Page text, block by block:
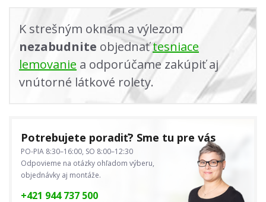
K strešným oknám a výlezom
nezabudnite objednaťtesniace
lemovanie a odporúčame zakúpiť aj
vnútorné látkové rolety.
Potrebujete poradiť? Sme tu pre vás
PO-PIA 8:30–16:00, SO 8:00–12:30
Odpovieme na otázky ohľadom výberu,
objednávky aj montáže.
+421 944 737 500